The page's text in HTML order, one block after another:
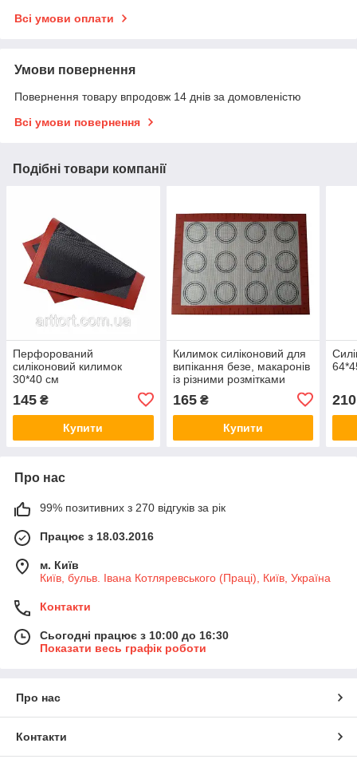
Всі умови оплати
Умови повернення
Повернення товару впродовж 14 днів за домовленістю
Всі умови повернення
Подібні товари компанії
Перфорований
силіконовий килимок
30*40 см
145 ₴
Купити
Килимок силіконовий для
випікання безе, макаронів
із різними розмітками
165₴
Купити
210
Про нас
99% позитивних з 270 відгуків за рік
Працює з 18.03.2016
м. Київ
Київ, бульв. Івана Котляревського (Праці), Київ, Україна
Контакти
Сьогодні працює з 10:00 до 16:30
Показати весь графік роботи
Про нас
Контакти